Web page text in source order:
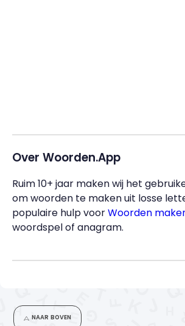
Over Woorden.App
Ruim 10+ jaar maken wij het
om woorden te maken uit losse
populaire hulp voorWoorden
woordspel of anagram.
NAAR BOVEN